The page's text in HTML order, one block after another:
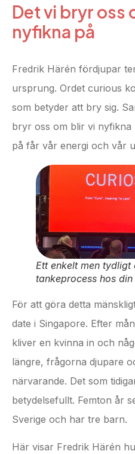
Det vi bryr oss
nyfikna på
Fredrik Härén fördjupar
ursprung. Ordet curious
som betyder att bry sig.
bryr oss om blir vi
på får vår energi och vår
Ett enkelt men
tankeprocess hos
För att göra detta
date i Singapore. Efter
kliver en kvinna in och
längre, frågorna djupare
närvarande. Det som
betydelsefullt. Femton år
Sverige och har tre barn.
Här visar Fredrik Härén